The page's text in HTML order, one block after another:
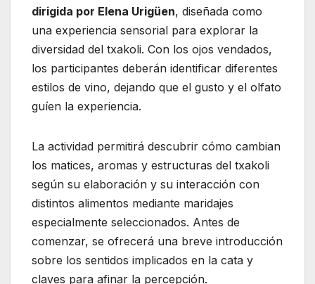
dirigida por Elena Urigüen, diseñada como
una experiencia sensorial para explorar la
diversidad del txakoli. Con los ojos vendados,
los participantes deberán identificar diferentes
estilos de vino, dejando que el gusto y el olfato
guíen la experiencia.
La actividad permitirá descubrir cómo cambian
los matices, aromas y estructuras del txakoli
según su elaboración y su interacción con
distintos alimentos mediante maridajes
especialmente seleccionados. Antes de
comenzar, se ofrecerá una breve introducción
sobre los sentidos implicados en la cata y
claves para afinar la percepción.